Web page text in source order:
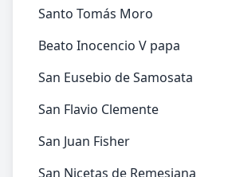
Santo Tomás Moro
Beato Inocencio V papa
San Eusebio de Samosata
San Flavio Clemente
San Juan Fisher
San Nicetas de Remesiana